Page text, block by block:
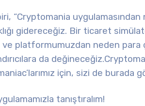
“Cryptomania
gidereceğiz. Bir ticaret
ve platformumuzdan neden para
da değineceğiz.
için, sizi de burada
tanıştıralım!